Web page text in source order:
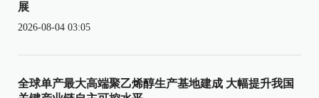
展
2026-08-04 03:05
全球单产最大高端聚乙烯醇生产基地建成 大幅提升我国